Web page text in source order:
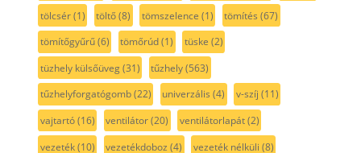
tölcsér(1) töltő(8) tömszelence (1) tömítés (67)
tömítőgyűrű(6) tömőrúd(1) tüske (2)
tüzhely külsőüveg(31) tűzhely(563)
tűzhelyforgatógomb(22) univerzális (4) v-szíj (11)
vajtartó(16) ventilátor(20) ventilátorlapát(2)
vezeték(10) vezetékdoboz (4) vezeték nélküli (8)